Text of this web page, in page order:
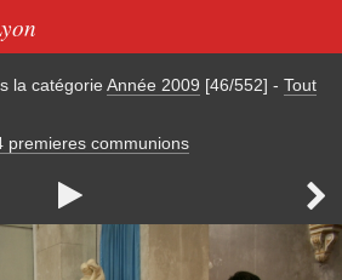
la catégorie Année 2009 [46/552] - Tout
premieres communions
 